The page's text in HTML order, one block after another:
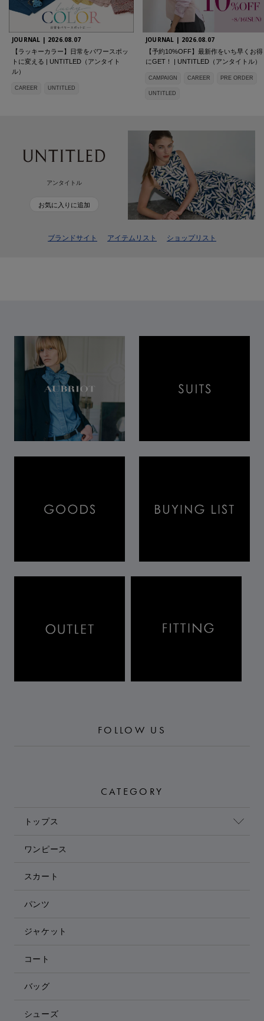
JOURNAL | 2026.08.07
【ラッキーカラー】日常をパワースポッ
トに変える | UNTITLED（アンタイト
ル）
CAREER UNTITLED
JOURNAL | 2026.08.07
【予約10%OFF】最新作をいち早くお得
にGET！ | UNTITLED（アンタイトル）
CAMPAIGN CAREER PRE ORDER
UNTITLED
アンタイトル
お気に入りに追加
ブランドサイト アイテムリスト ショップリスト
FOLLOW US
CATEGORY
トップス
ワンピース
スカート
パンツ
ジャケット
コート
バッグ
シューズ